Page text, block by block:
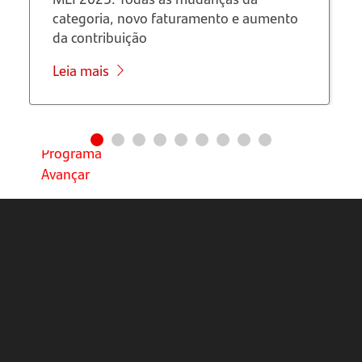
Saiba
mais
sobre o
Fluxo de
Caixa do
Programa
Avançar
categoria, novo faturamento e aumento
da contribuição
Leia mais